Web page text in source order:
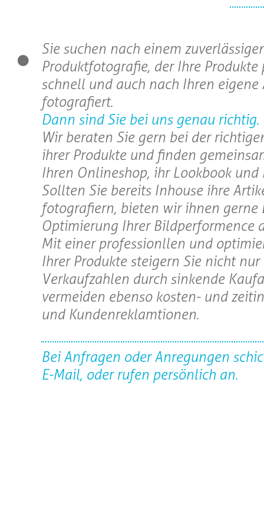
Sie suchen nach einem
Produktfotografie, der Ihre Produkte
schnell und auch nach Ihren
fotografiert.
Dann sind Sie bei uns genau richtig.
Wir beraten Sie gern bei der
ihrer Produkte und finden
Ihren Onlineshop, ihr Lookbook
Sollten Sie bereits Inhouse ihre
fotografiern, bieten wir ihnen gerne
Optimierung Ihrer Bildperformence
Mit einer professionllen und
Ihrer Produkte steigern Sie nicht nur
Verkaufzahlen durch sinkende
vermeiden ebenso kosten- und
und Kundenreklamtionen.
Bei Anfragen oder Anregungen
E-Mail, oder rufen persönlich an.